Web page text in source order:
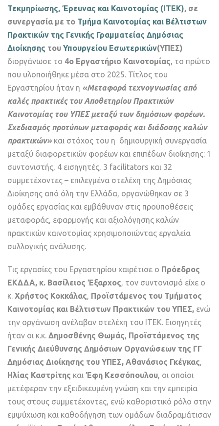
Τεκμηρίωσης, Έρευνας και Καινοτομίας (ΙΤΕΚ), σε
συνεργασία με το Τμήμα Καινοτομίας και Βέλτιστων
Πρακτικών της Γενικής Γραμματείας Δημόσιας
Διοίκησης του Υπουργείου Εσωτερικών(ΥΠΕΣ)
διοργάνωσε το 4ο Εργαστήριο Καινοτομίας, το πρώτο
που υλοποιήθηκε μέσα στο 2025. Τίτλος του
Εργαστηρίου ήταν η «Μεταφορά τεχνογνωσίας από
καλές πρακτικές του Αποθετηρίου Πρακτικών
Καινοτομίας του ΥΠΕΣ μεταξύ των δημόσιων φορέων.
Σχεδιασμός προτύπων μεταφοράς και διάδοσης καλών
πρακτικών» και στόχος του η δημιουργική συνεργασία
μεταξύ διαφορετικών φορέων και επιπέδων διοίκησης: 1
συντονιστής, 4 εισηγητές, 3 facilitators και 32
συμμετέχοντες – επιλεγμένα στελέχη της Δημόσιας
Διοίκησης από όλη την Ελλάδα, οργανώθηκαν σε 3
ομάδες εργασίας και εμβάθυναν στις προϋποθέσεις
μεταφοράς, εφαρμογής και αξιολόγησης καλών
πρακτικών καινοτομίας χρησιμοποιώντας εργαλεία
συλλογικής ανάλυσης.
Τις εργασίες του Εργαστηρίου χαιρέτισε ο Πρόεδρος
ΕΚΔΔΑ, κ. Βασίλειος Έξαρχος, τον συντονισμό είχε ο
κ. Χρήστος Κοκκάλας, Προϊστάμενος του Τμήματος
Καινοτομίας και Βέλτιστων Πρακτικών του ΥΠΕΣ, ενώ
την οργάνωση ανέλαβαν στελέχη του ΙΤΕΚ. Εισηγητές
ήταν οι κ.κ. Δημοσθένης Θωμάς, Προϊστάμενος της
Γενικής Διεύθυνσης Δημόσιων Οργανώσεων της ΓΓ
Δημόσιας Διοίκησης του ΥΠΕΣ, Αθανάσιος Γκέγκας,
Ηλίας Καστρίτης και Έφη Κεσσόπουλου, οι οποίοι
μετέφεραν την εξειδικευμένη γνώση και την εμπειρία
τους στους συμμετέχοντες, ενώ καθοριστικό ρόλο στην
εμψύχωση και καθοδήγηση των ομάδων διαδραμάτισαν